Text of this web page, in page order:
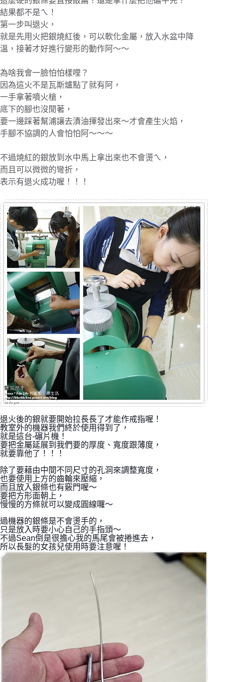
結果都不是ㄟ！
第一步叫退火，
就是先用火把銀燒紅後，可以軟化金屬，放入水盆中降
溫，接著才好進行變形的動作阿～～
為啥我會一臉怕怕樣哩？
因為這火不是瓦斯爐點了就有阿，
一手拿著噴火槍，
底下的腳也沒閒著，
要一邊踩著幫浦讓去漬油揮發出來～才會產生火焰，
手腳不協調的人會怕怕阿～～～
不過燒紅的銀放到水中馬上拿出來也不會燙ㄟ，
而且可以微微的彎折，
表示有退火成功喔！！！
退火後的銀就要開始拉長長了才能作戒指喔！
教室外的機器我們終於使用得到了，
就是這台-碾片機！
要把金屬延展到我們要的厚度、寬度跟薄度，
就要靠他了！！！
除了要藉由中間不同尺寸的孔洞來調整寬度，
也要使用上方的齒輪來壓縮，
而且放入銀條也有竅門喔～
要把方形面朝上，
慢慢的方條就可以變成圓線囉～
過機器的銀條是不會燙手的，
只是放入時要小心自己的手指頭～
不過Sean倒是很擔心我的馬尾會被捲進去，
所以長髮的女孩兒使用時要注意喔！